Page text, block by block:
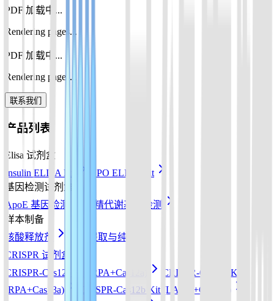
PDF 加载中...
Rendering pages...
PDF 加载中...
Rendering pages...
联系我们
产品列表
Elisa 试剂盒
Insulin ELISA Kit
EPO ELISA Kit
基因检测试剂盒
ApoE 基因检测
酒精代谢基因检测
样本制备
核酸释放剂
核酸提取与纯化
CRISPR 试剂盒
CRISPR-Cas12a Kit (RPA+Cas12a)
CRISPR-Cas13a Kit
(RPA+Cas13a)
CRISPR-Cas12b Kit (LAMP+Cas12b)